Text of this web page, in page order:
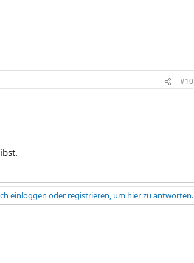
#10
einloggen oder registrieren, um hier zu antworten.